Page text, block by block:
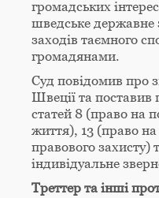
громадських
шведське державне
заходів таємного
громадянами.
Суд повідомив про
Швеції та поставив
статей 8 (право на
життя), 13 (право
правового захисту)
індивідуальне
Треттер та інші